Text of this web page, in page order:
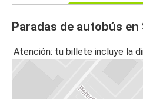
Paradas de autobús
Atención: tu billete incluye la